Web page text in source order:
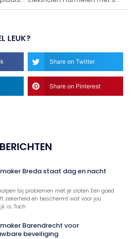
LEUK?
Share on Twitter
Share on Pinterest
Breda staat dag en nacht
bij problemen met je sloten Een goed
zekerheid en beschermt wat voor jou
is. Toch
Barendrecht voor
beveiliging